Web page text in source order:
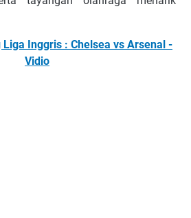
Inggris : Chelsea vs Arsenal -
Vidio